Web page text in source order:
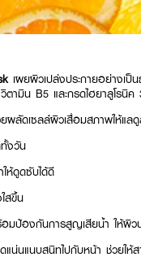
เผยผิวเปล่งประกายอย่างเ
ามิน B5 และกรดไฮยาลูโร
ลัดเซลล์ผิวเสื่อมสภาพให้แลดู
งวัน
ห้ดูดซับได้ดี
สขึ้น
มป้องกันการสูญเสียน้ำ ให้ผิว
น่นแนบสนิทไปกับหน้า ช่วยให้ส